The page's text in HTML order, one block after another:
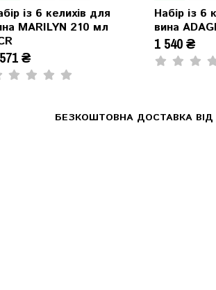
із 6 келихів для
MARILYN 210 мл
₴
Набір із 6
вина
1 540 ₴
БЕЗКОШТОВНА ДОСТАВКА ВІД